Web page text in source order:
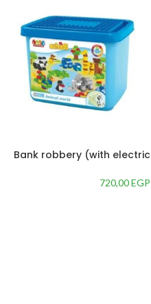
Bank robbery (with electric
Blocks 25 pcs
720,00EGP